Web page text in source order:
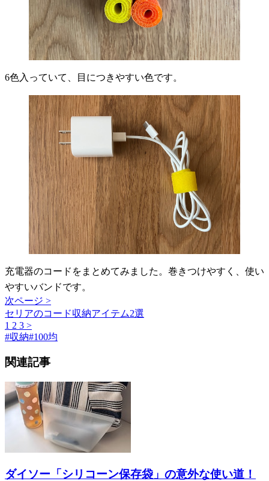
6色入っていて、目につきやすい色です。
充電器のコードをまとめてみました。巻きつけやすく、使い
やすいバンドです。
次ページ >
セリアのコード収納アイテム2選
1 2 3 >
#収納#100均
関連記事
ダイソー「シリコーン保存袋」の意外な使い道！